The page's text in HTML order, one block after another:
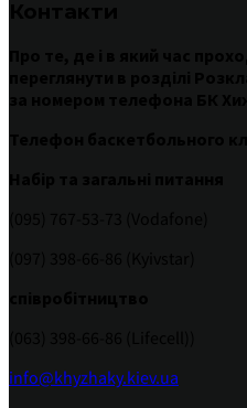
info@khyzhaky.kiev.ua